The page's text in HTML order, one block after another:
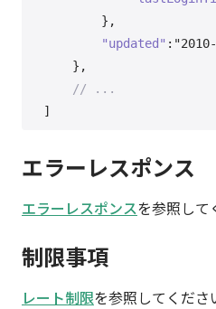
} ,
"updated" :
} ,
// ...
]
エラーレスポンス
エラーレスポンスを参照して
制限事項
レート制限を参照してくださ